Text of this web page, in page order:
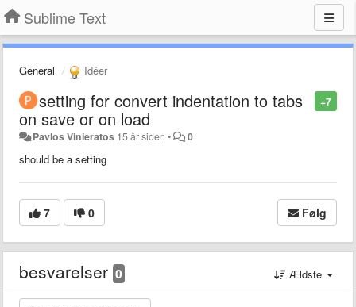
Sublime Text
General Idéer
+7
setting for convert indentation to tabs
on save or on load
Pavlos Vinieratos 15 år siden • 0
should be a setting
7 0 Følg
besvarelser 0 Ældste